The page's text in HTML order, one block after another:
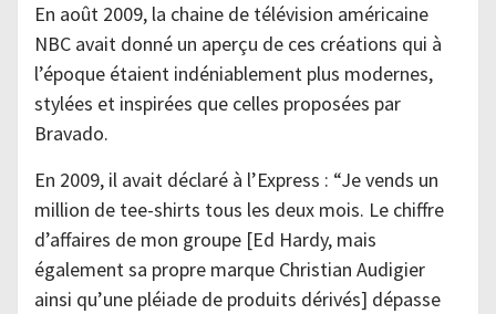
En août 2009, la chaine de télévision américaine
NBC avait donné un aperçu de ces créations qui à
l’époque étaient indéniablement plus modernes,
stylées et inspirées que celles proposées par
Bravado.
En 2009, il avait déclaré à l’Express : “Je vends un
million de tee-shirts tous les deux mois. Le chiffre
d’affaires de mon groupe [Ed Hardy, mais
également sa propre marque Christian Audigier
ainsi qu’une pléiade de produits dérivés] dépasse